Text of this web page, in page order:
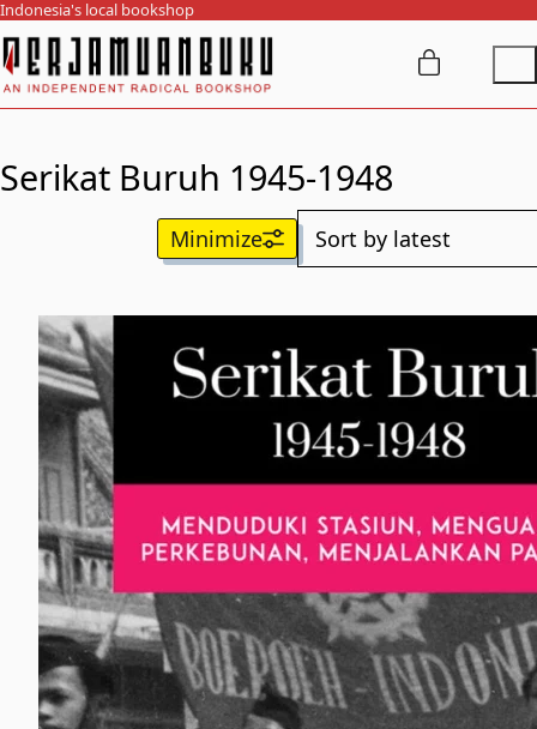
Indonesia's local bookshop
Serikat Buruh 1945-1948